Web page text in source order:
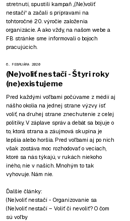
stretnutí, spustili kampaň „(Ne)voliť
nestačí“ a začali s prípravami na
tohtoročné 20. výročie založenia
organizácie. A ako vždy, na našom webe a
FB stránke sme informovali o bojoch
pracujúcich.
6. FEBRUÁRA 2020
(Ne)voliť nestačí - Štyri roky
(ne)existujeme
Pred každými voľbami počúvame z médií aj
nášho okolia na jednej strane výzvy ísť
voliť, na druhej strane znechutenie z celej
politiky. V záplave správ a debát sa bojuje o
to, ktorá strana a záujmová skupina je
lepšia alebo horšia. Pred voľbami aj po nich
však zostáva moc rozhodovať o veciach,
ktoré sa nás týkajú, v rukách niekoho
iného, nie v našich. Mnohým to tak
vyhovuje. Nám nie.
Ďalšie články:
(Ne)voliť nestačí - Organizovanie sa
(Ne)voliť nestačí – Voliť či nevoliť? O čom
sú voľby